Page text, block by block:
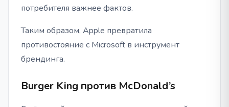
потребителя важнее фактов.
Таким образом, Apple превратила
противостояние с Microsoft в инструмент
брендинга.
Burger King против McDonald’s